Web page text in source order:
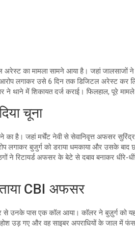
का मामला सामने आया है। जहां जालसाजों
लगाकर उसे 6 दिन तक डिजिटल अरेस्ट कर
ने थाने में शिकायत दर्ज कराई। फिलहाल, पूरे
चूना
का है। जहां मर्चेंट नेवी से सेवानिवृत्त अफसर
लगाकर बुजुर्ग को डराया धमकाया और उसके
ठगों ने रिटायर्ड अफसर के बेटे से दबाव बनाकर
CBI अफसर
से उनके पास एक कॉल आया। कॉलर ने बुज़ुर्ग
उड़ गए और वह साइबर अपराधियों के जाल में